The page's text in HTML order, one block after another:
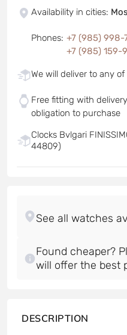
Availability in cities:
Phones: +7 (985) 998-
+7 (985) 159-
We will deliver to any
Free fitting with
obligation to purchase
Clocks Bvlgari
44809)
Found cheaper?
will offer the best
DESCRIPTION